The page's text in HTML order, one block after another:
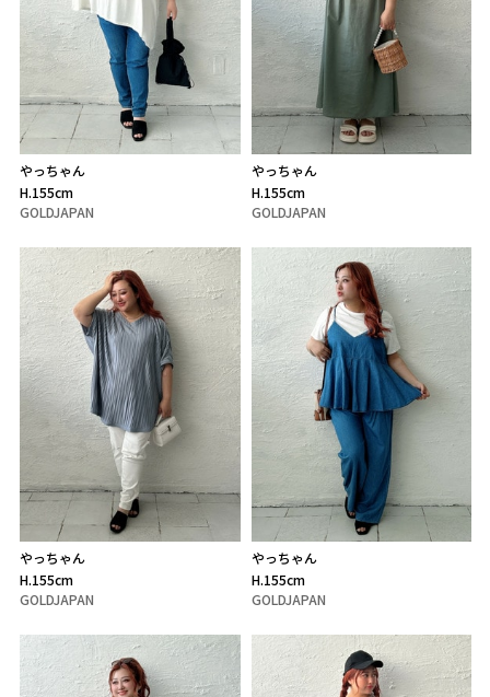
やっちゃん
H.155cm
GOLDJAPAN
やっちゃん
H.155cm
GOLDJAPAN
やっちゃん
H.155cm
GOLDJAPAN
やっちゃん
H.155cm
GOLDJAPAN